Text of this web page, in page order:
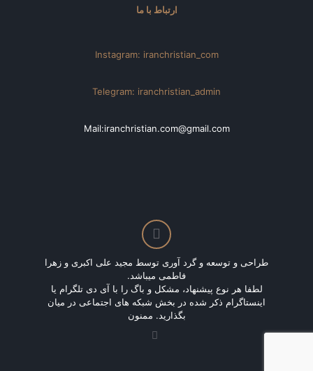
ارتباط با ما
Instagram: iranchristian_com
Telegram: iranchristian_admin
Mail:iranchristian.com@gmail.com
طراحی و توسعه و گرد آوری توسط مجید علی اکبری و زهرا
فاطمی میباشد.
لطفا هر نوع پیشنهاد، مشکل و باگ را با آی دی تلگرام یا
اینستاگرام ذکر شده در بخش شبکه های اجتماعی در میان
بگذارید. ممنون